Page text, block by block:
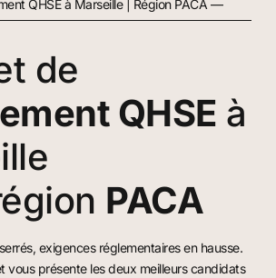
QHSE à Marseille | Région PACA —
de
QHSE à
PACA
exigences réglementaires en hausse.
vous présente les deux meilleurs candidats